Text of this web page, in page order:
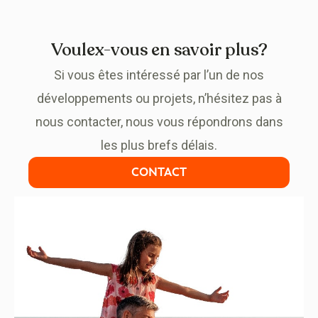
Voulex-vous en savoir plus?
Si vous êtes intéressé par l’un de nos
développements ou projets, n’hésitez pas à
nous contacter, nous vous répondrons dans
les plus brefs délais.
CONTACT